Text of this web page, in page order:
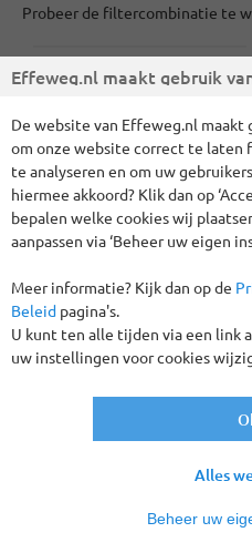
Probeer de filtercombinatie te
Wis alle huidige filters
Effeweg.nl maakt gebruik
De website van Effeweg.nl maakt
om onze website correct te laten
te analyseren en om uw
hiermee akkoord? Klik dan op
bepalen welke cookies wij
aanpassen via ‘Beheer uw eigen
Meer informatie? Kijk dan op de
Beleid pagina's.
U kunt ten alle tijden via een link
uw instellingen voor cookies
Beheer uw
Alles